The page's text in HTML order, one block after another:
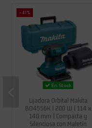
-41%
En Stock
Lijadora Orbital Makita
BO4556K | 200 W | 114 x
140 mm | Compacta y
Silenciosa con Maletín